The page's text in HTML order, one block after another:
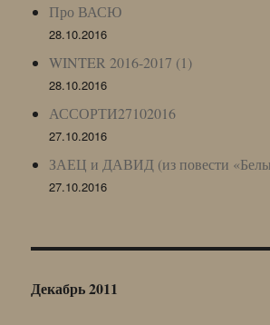
Про ВАСЮ
28.10.2016
WINTER 2016-2017 (1)
28.10.2016
АССОРТИ27102016
27.10.2016
ЗАЕЦ и ДАВИД (из повести
27.10.2016
Декабрь 2011